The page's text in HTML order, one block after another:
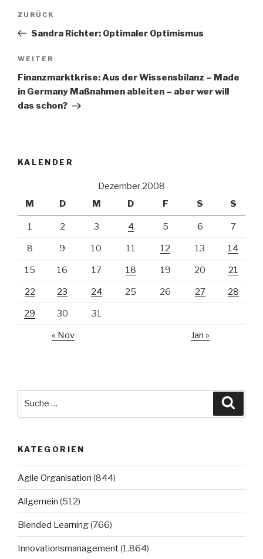
Beitrags-
Vorheriger
Beitrag
ZURÜCK
Sandra Richter: Optimaler Optimismus
Nächster
Beitrag
WEITER
Finanzmarktkrise: Aus der Wissensbilanz – Made
in Germany Maßnahmen ableiten – aber wer will
das schon?
KALENDER
Dezember 2008
M
D M D F S S
1 2 3 4 5 6 7
8 9 10 11 12 13 14
15 16 17 18 19 20 21
22 23 24 25 26 27 28
29 30 31
« Nov Jan »
KATEGORIEN
Agile Organisation (844)
Allgemein (512)
Blended Learning(766)
Innovationsmanagement(1.864)